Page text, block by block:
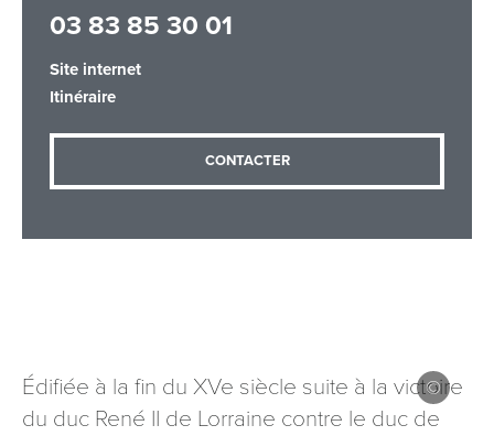
03 83 85 30 01
Site internet
Itinéraire
CONTACTER
Édifiée à la fin du XVe siècle suite à la victoire
du duc René II de Lorraine contre le duc de
nécessaires au traitement de votre demande (sauf